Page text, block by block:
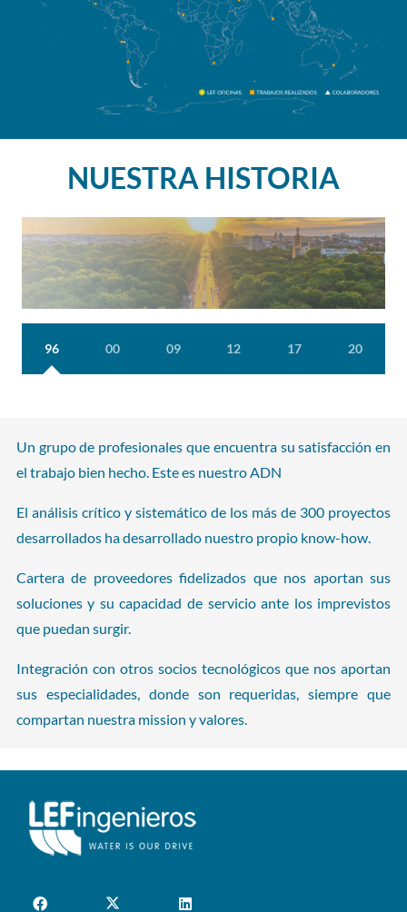
NUESTRA HISTORIA
96 00 09 12 17 20
Un grupo de profesionales que encuentra su satisfacción en
el trabajo bien hecho. Este es nuestro ADN
El análisis crítico y sistemático de los más de 300 proyectos
desarrollados ha desarrollado nuestro propio know-how.
Cartera de proveedores fidelizados que nos aportan sus
soluciones y su capacidad de servicio ante los imprevistos
que puedan surgir.
Integración con otros socios tecnológicos que nos aportan
sus especialidades, donde son requeridas, siempre que
compartan nuestra mission y valores.